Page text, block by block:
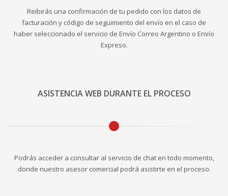
Reibirás una confirmación de tu pedido con los datos de
facturación y código de seguimiento del envío en el caso de
haber seleccionado el servicio de Envío Correo Argentino o Envío
Expreso.
ASISTENCIA WEB DURANTE EL PROCESO
Podrás acceder a consultar al servicio de chat en todo momento,
donde nuestro asesor comercial podrá asistirte en el proceso.